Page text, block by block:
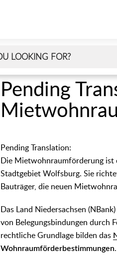
᠎Pending
᠎Pending Translation:
Die Mietwohnraumförderung ist
Stadtgebiet Wolfsburg. Sie
Bauträger, die neuen
Das Land Niedersachsen
von Belegungsbindungen durch
rechtliche Grundlage bilden das
Wohnraumförderbestimmungen.